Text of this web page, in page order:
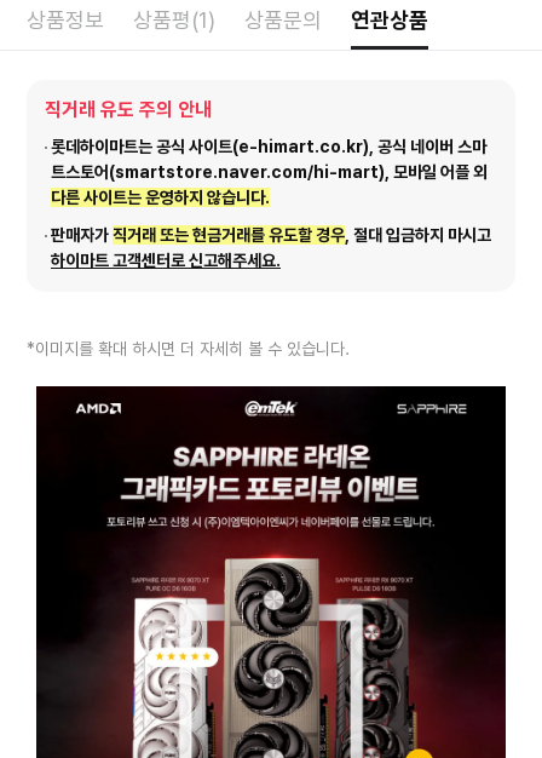
상품정보 상품평(1) 상품문의 연관상품
직거래 유도 주의 안내
롯데하이마트는 공식 사이트(e-himart.co.kr), 공식 네이버 스마
트스토어(smartstore.naver.com/hi-mart), 모바일 어플 외
다른 사이트는 운영하지 않습니다.
판매자가직거래 또는 현금거래를 유도할 경우 , 절대 입금하지 마시고
하이마트 고객센터로 신고해주세요.
*이미지를 확대 하시면 더 자세히 볼 수 있습니다.